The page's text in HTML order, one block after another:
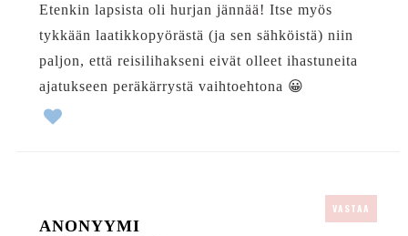
Etenkin lapsista oli hurjan jännää! Itse myös
tykkään laatikkopyörästä (ja sen sähköistä) niin
paljon, että reisilihakseni eivät olleet ihastuneita
ajatukseen peräkärrystä vaihtoehtona 😀
ANONYYMI
VASTAA